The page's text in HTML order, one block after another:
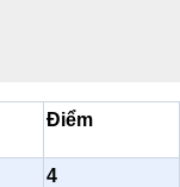
Điểm
4